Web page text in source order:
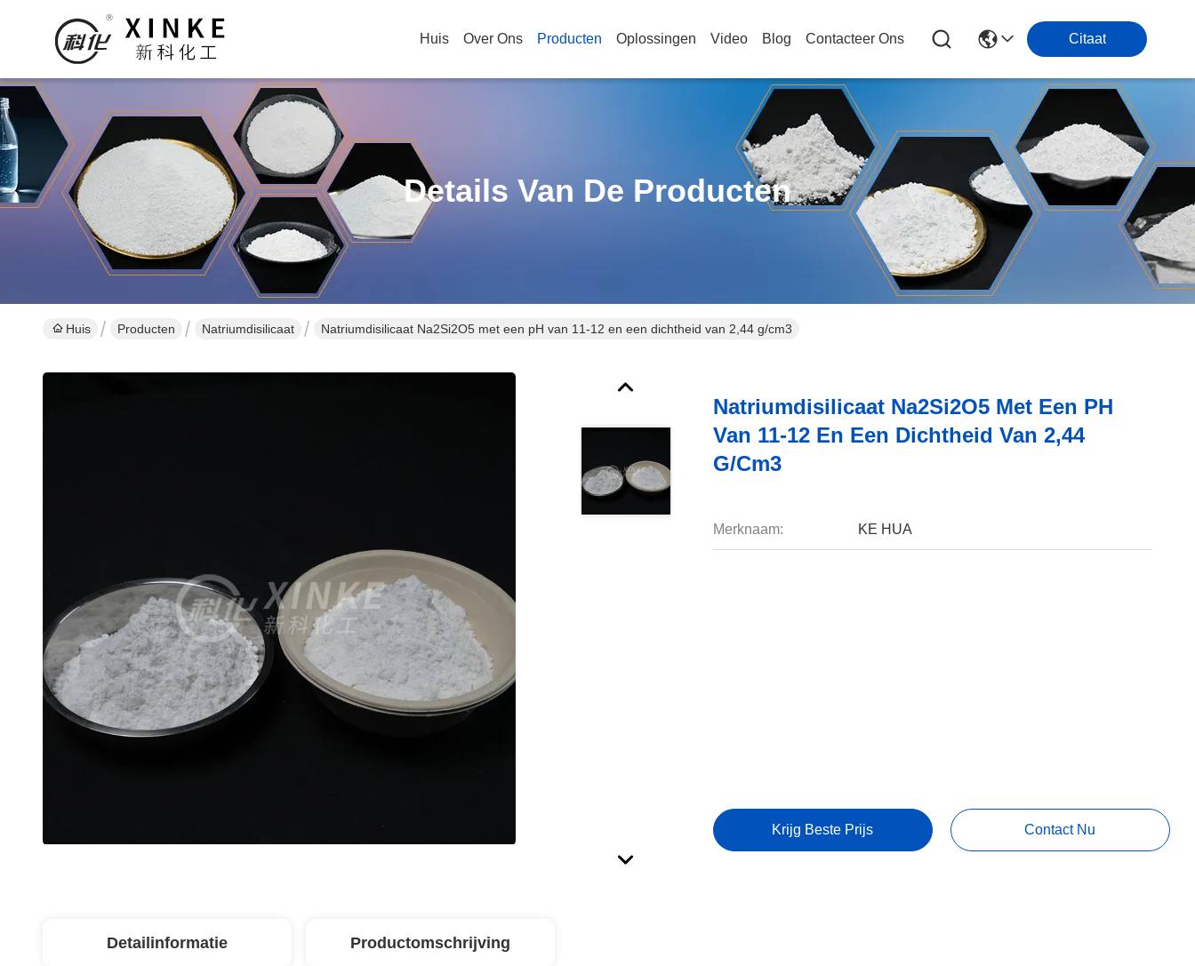
Huis Over Ons Producten Oplossingen Video Blog Contacteer Ons Citaat
Details Van De Producten
Huis Producten Natriumdisilicaat Natriumdisilicaat Na2Si2O5 met een pH van 11-12 en een dichtheid van 2,44 g/cm3
Natriumdisilicaat Na2Si2O5 Met Een PH
Van 11-12 En Een Dichtheid Van 2,44
G/cm3
Merknaam: KE HUA
Krijg Beste Prijs Contact Nu
Detailinformatie Productomschrijving